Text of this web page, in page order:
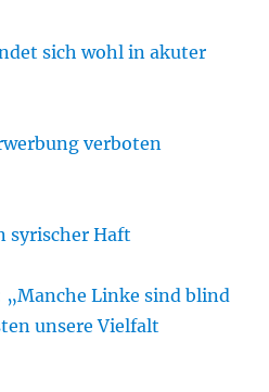
sich wohl in akuter
verboten
syrischer Haft
„Manche Linke sind blind
unsere Vielfalt